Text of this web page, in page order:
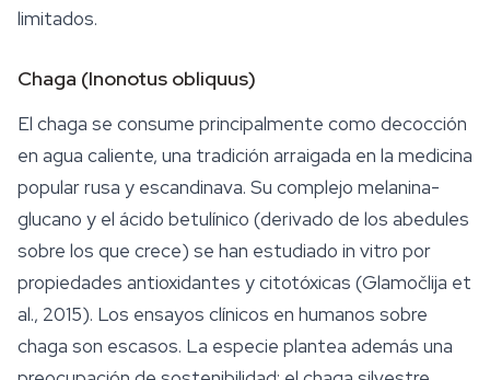
limitados.
Chaga (Inonotus obliquus)
El chaga se consume principalmente como decocción
en agua caliente, una tradición arraigada en la medicina
popular rusa y escandinava. Su complejo melanina-
glucano y el ácido betulínico (derivado de los abedules
sobre los que crece) se han estudiado in vitro por
propiedades antioxidantes y citotóxicas (Glamočlija et
al., 2015). Los ensayos clínicos en humanos sobre
chaga son escasos. La especie plantea además una